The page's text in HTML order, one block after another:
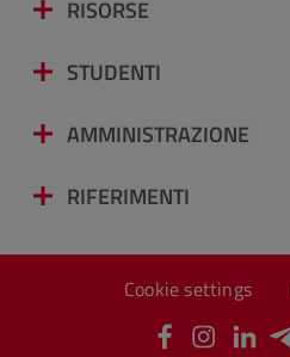
RISORSE
STUDENTI
AMMINISTRAZIONE
RIFERIMENTI
Cookie settings